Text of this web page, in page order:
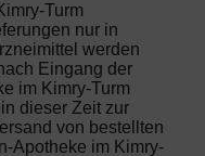
Turm
nur in
werden
Eingang der
im Kimry-Turm
dieser Zeit zur
von bestellten
Apotheke im Kimry-